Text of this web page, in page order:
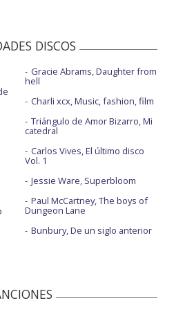
DISCOS
Gracie Abrams, Daughter from
hell
Charli xcx, Music, fashion, film
Triángulo de Amor Bizarro, Mi
catedral
Carlos Vives, El último disco
Vol. 1
Jessie Ware, Superbloom
Paul McCartney, The boys of
Dungeon Lane
Bunbury, De un siglo anterior